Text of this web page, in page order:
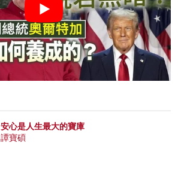
安心是人生最大的寶庫
譚寶碩